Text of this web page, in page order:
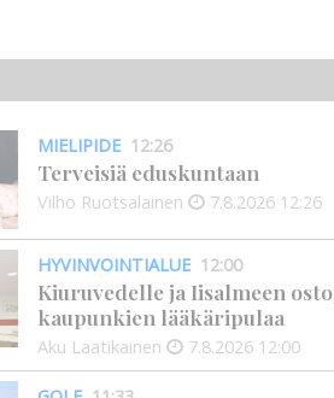
MIELIPIDE 12:26
Terveisiä eduskuntaan
Vilho Ruotsalainen 7.8.2026 12:26
HYVINVOINTIALUE 12:00
Kiuruvedelle ja Iisalmeen
kaupunkien lääkäripulaa
Aku Laatikainen 7.8.2026 12:00